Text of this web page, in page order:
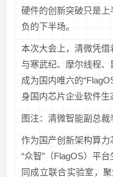
硬件的创新突破只是
负的下半场。
本次大会上，清微凭借
与寒武纪、摩尔线程
成为国内唯六的
身国内芯片企业软件生
图注：清微智能副总
作为国产创新架构算
“众智”（FlagOS）平
同成立联合实验室，